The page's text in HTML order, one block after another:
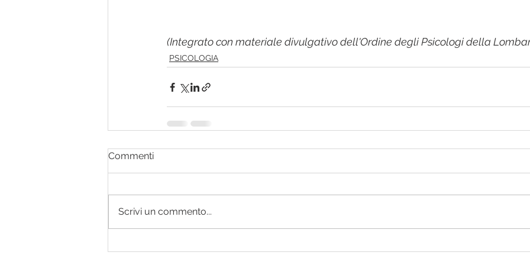
(Integrato con materiale divulgativo dell'Ordine degli Psicologi della
PSICOLOGIA
Commenti
Scrivi un commento...